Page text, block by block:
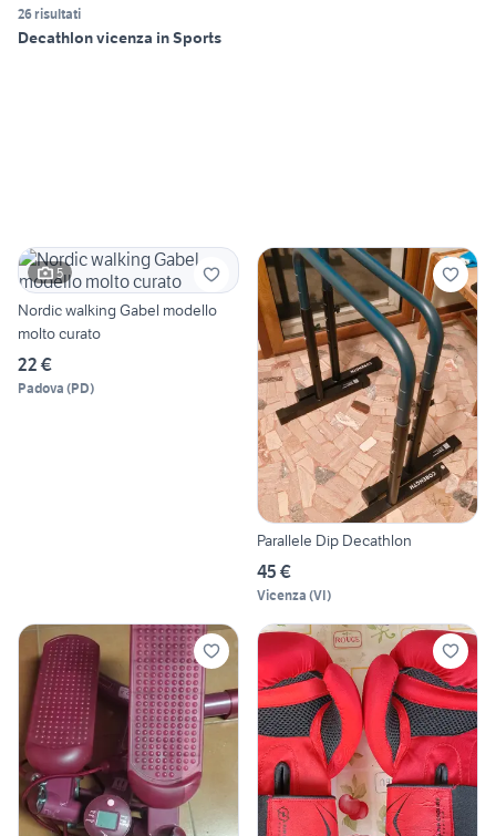
26 risultati
Decathlon vicenza in Sports
5
Nordic walking Gabel modello
molto curato
22 €
Padova (PD)
Parallele Dip Decathlon
45 €
Vicenza (VI)